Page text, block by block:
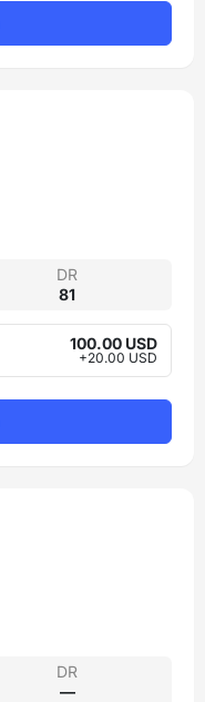
DR
81
100.00 USD
+20.00 USD
DR
—